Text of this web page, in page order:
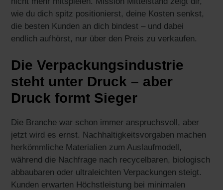
wie du dich spitz positionierst, deine Kosten senkst,
die besten Kunden an dich bindest – und dabei
endlich aufhörst, nur über den Preis zu verkaufen.
Die Verpackungsindustrie
steht unter Druck – aber
Druck formt Sieger
Die Branche war schon immer anspruchsvoll, aber
jetzt wird es ernst. Nachhaltigkeitsvorgaben machen
herkömmliche Materialien zum Auslaufmodell,
während die Nachfrage nach recycelbaren, biologisch
abbaubaren oder ultraleichten Verpackungen steigt.
Kunden erwarten Höchstleistung bei minimalen